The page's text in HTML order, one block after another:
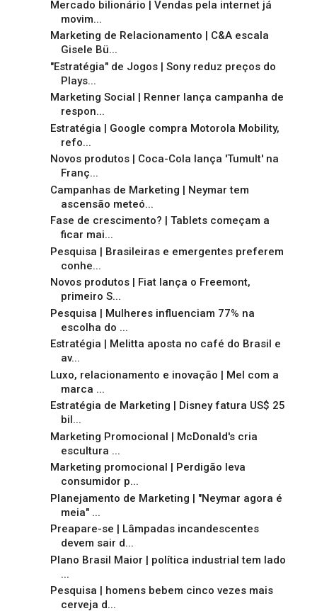
Mercado bilionário | Vendas pela internet já
movim...
Marketing de Relacionamento | C&A escala
Gisele Bü...
"Estratégia" de Jogos | Sony reduz preços do
Plays...
Marketing Social | Renner lança campanha de
respon...
Estratégia | Google compra Motorola Mobility,
refo...
Novos produtos | Coca-Cola lança 'Tumult' na
Franç...
Campanhas de Marketing | Neymar tem
ascensão meteó...
Fase de crescimento? | Tablets começam a
ficar mai...
Pesquisa | Brasileiras e emergentes preferem
conhe...
Novos produtos | Fiat lança o Freemont,
primeiro S...
Pesquisa | Mulheres influenciam 77% na
escolha do ...
Estratégia | Melitta aposta no café do Brasil e
av...
Luxo, relacionamento e inovação | Mel com a
marca ...
Estratégia de Marketing | Disney fatura US$ 25
bil...
Marketing Promocional | McDonald's cria
escultura ...
Marketing promocional | Perdigão leva
consumidor p...
Planejamento de Marketing | "Neymar agora é
meia" ...
Preapare-se | Lâmpadas incandescentes
devem sair d...
Plano Brasil Maior | política industrial tem lado
...
Pesquisa | homens bebem cinco vezes mais
cerveja d...